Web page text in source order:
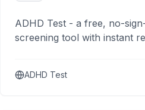
ADHD Test - a free, no-
screening tool with instant
ADHD Test